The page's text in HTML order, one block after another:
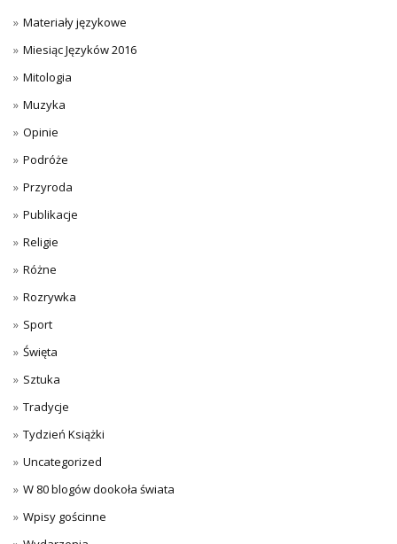
Materiały językowe
Miesiąc Języków 2016
Mitologia
Muzyka
Opinie
Podróże
Przyroda
Publikacje
Religie
Różne
Rozrywka
Sport
Święta
Sztuka
Tradycje
Tydzień Książki
Uncategorized
W 80 blogów dookoła świata
Wpisy gościnne